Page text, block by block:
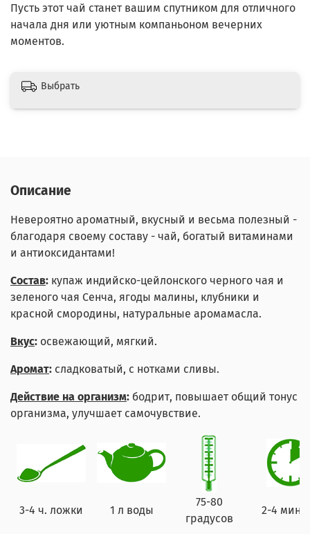
Пусть этот чай станет вашим спутником для отличного
начала дня или уютным компаньоном вечерних
моментов.
Выбрать
Описание
Невероятно ароматный, вкусный и весьма полезный -
благодаря своему составу - чай, богатый витаминами
и антиоксидантами!
Состав: купаж индийско-цейлонского черного чая и
зеленого чая Сенча, ягоды малины, клубники и
красной смородины, натуральные аромамасла.
Вкус: освежающий, мягкий.
Аромат: сладковатый, с нотками сливы.
Действие на организм: бодрит, повышает общий тонус
организма, улучшает самочувствие.
3-4 ч. ложки 1 л воды
75-80
градусов
2-4